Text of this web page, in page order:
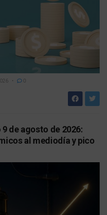
0
de agosto de 2026:
al mediodía y pico